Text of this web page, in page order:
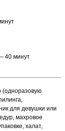
40 минут
(одноразовую
для девушки или
махровое
халат,